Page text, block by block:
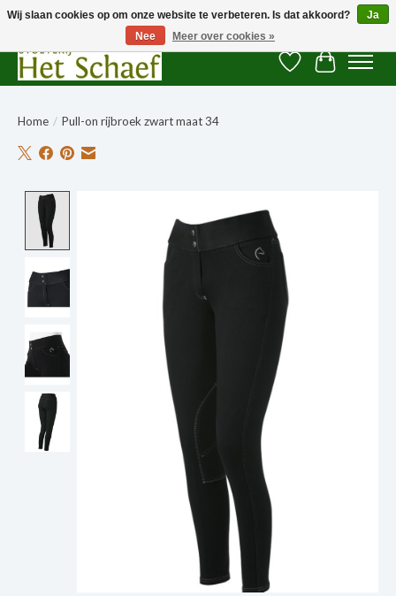
Verlanglijst
Home / Pull-on rijbroek zwart maat 34
Wij slaan cookies op om onze website te verbeteren. Is dat akkoord?
Ja
Nee
Meer over cookies »